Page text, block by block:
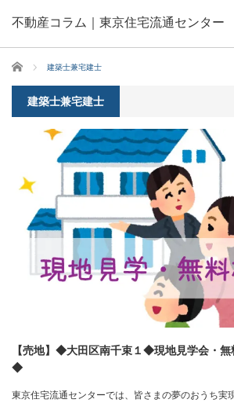
不動産コラム｜東京住宅流通センター
ホーム 建築士兼宅建士
建築士兼宅建士
【売地】◆大田区南千束１◆現地見学会・無
◆
東京住宅流通センターでは、皆さまの夢のおうち実